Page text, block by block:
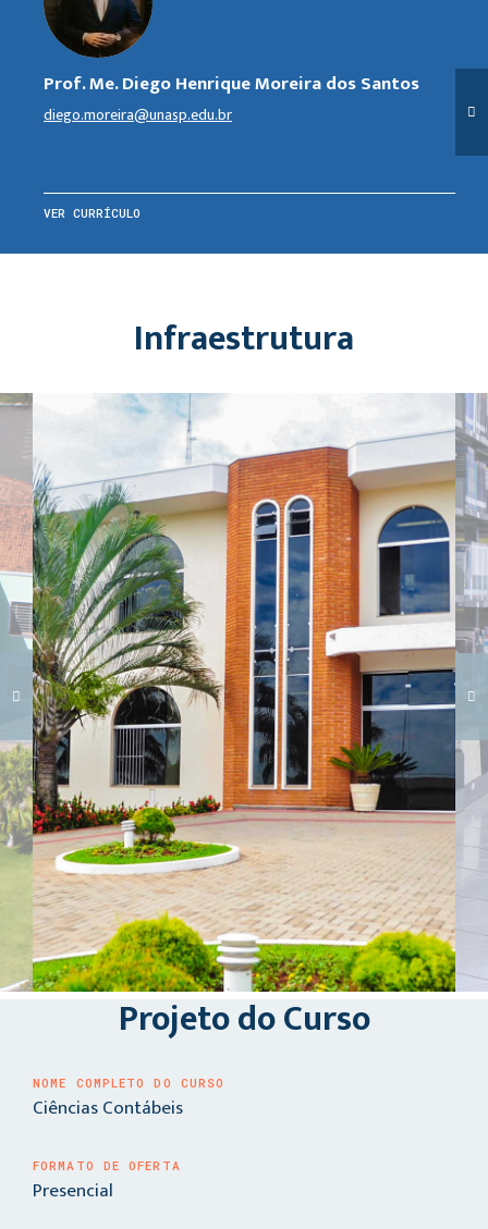
Prof. Me. Diego Henrique Moreira dos Santos
diego.moreira@unasp.edu.br
VER CURRÍCULO
Infraestrutura
Carregando galeria...
Projeto do Curso
NOME COMPLETO DO CURSO
Ciências Contábeis
FORMATO DE OFERTA
Presencial